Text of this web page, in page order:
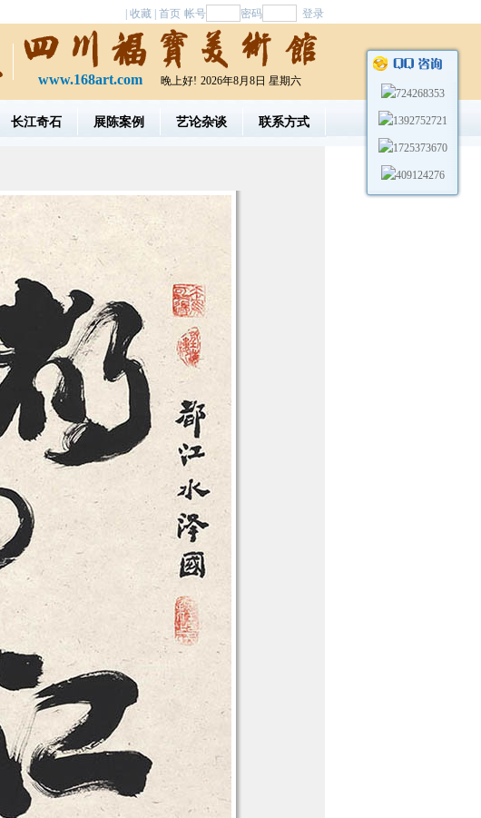
收藏 首页 帐号 密码
www.168art.com 晚上好! 2026年8月8日 星期六
长江奇石 展陈案例 艺论杂谈 联系方式